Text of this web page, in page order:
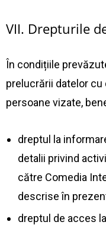
VII. Drepturile
În condițiile
prelucrării datelor cu
persoane vizate,
dreptul la
detalii privind
către Comedia
descrise în
dreptul de acces